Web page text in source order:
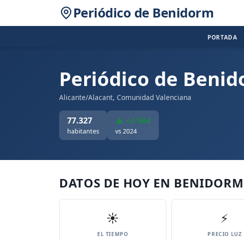
Periódico de Benidorm
PORTADA
Periódico de
Alicante/Alacant, Comunidad Valenciana
77.327
habitantes
▲ +2.664
vs 2024
DATOS DE HOY EN BENIDORM
☀️
EL TIEMPO
⚡
PRECIO LUZ